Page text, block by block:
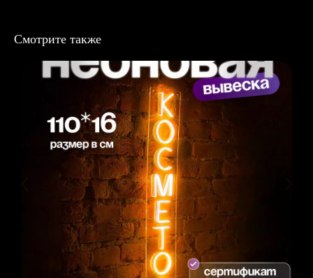
Смотрите также